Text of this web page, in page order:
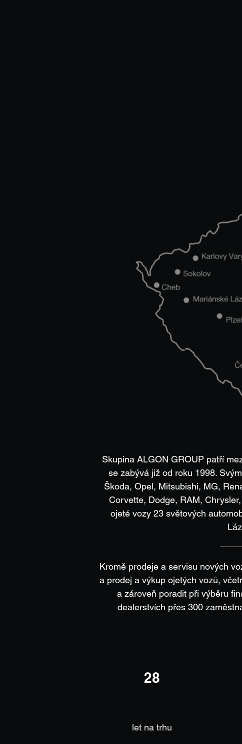
Skupina ALGON GROUP patří
se zabývá již od roku 1998.
Škoda, Opel, Mitsubishi, MG,
Corvette, Dodge, RAM,
ojeté vozy 23 světových
Kromě prodeje a servisu nových
a prodej a výkup ojetých vozů,
a zároveň poradit při výběru
dealerstvích přes 300
28
let na trhu